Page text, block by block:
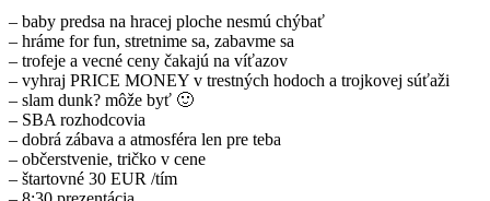
– baby predsa na hracej ploche nesmú chýbať
– hráme for fun, stretnime sa, zabavme sa
– trofeje a vecné ceny čakajú na víťazov
– vyhraj PRICE MONEY v trestných hodoch a trojkovej súťaži
– slam dunk? môže byť 🙂
– SBA rozhodcovia
– dobrá zábava a atmosféra len pre teba
– občerstvenie, tričko v cene
– štartovné 30 EUR /tím